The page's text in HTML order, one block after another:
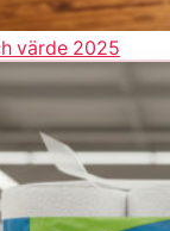
värde 2025